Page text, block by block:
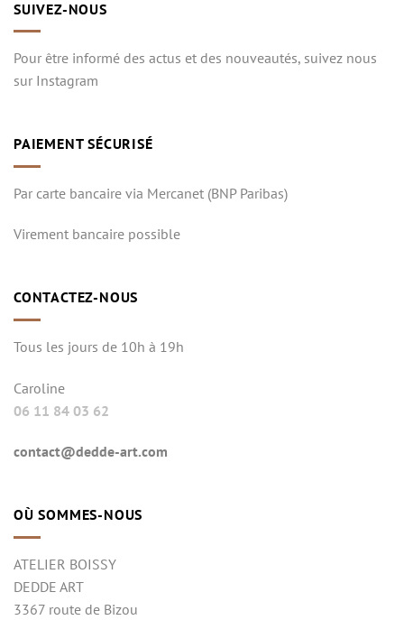
SUIVEZ-NOUS
Pour être informé des actus et des nouveautés, suivez nous
sur Instagram
PAIEMENT SÉCURISÉ
Par carte bancaire via Mercanet (BNP Paribas)
Virement bancaire possible
CONTACTEZ-NOUS
Tous les jours de 10h à 19h
Caroline
06 11 84 03 62
contact@dedde-art.com
OÙ SOMMES-NOUS
ATELIER BOISSY
DEDDE ART
3367 route de Bizou